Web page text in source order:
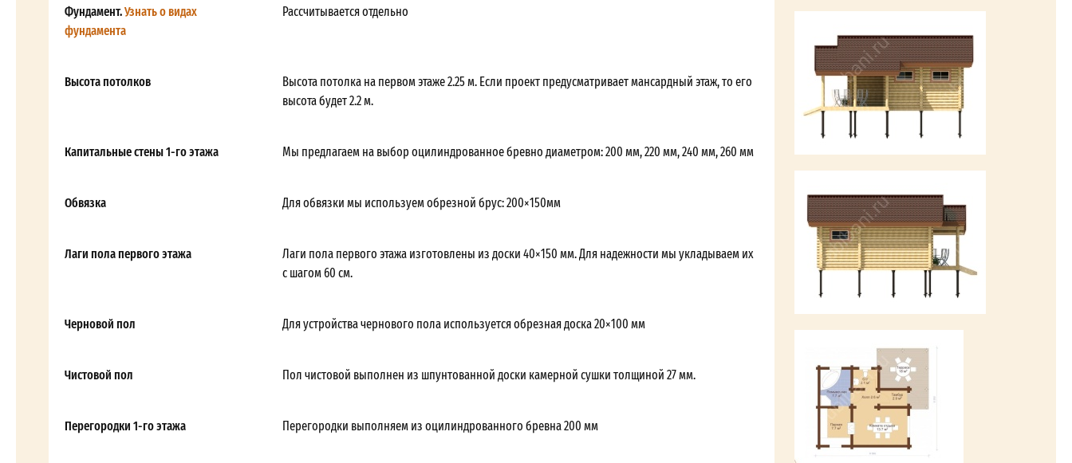
Фундамент.Узнать о видах
фундамента
Рассчитывается отдельно
Высота потолков
Высота потолка на первом этаже 2.25 м. Если проект предусматривает мансардный этаж, то его
высота будет 2.2 м.
Капитальные стены 1-го этажа Мы предлагаем на выбор оцилиндрованное бревно диаметром: 200 мм, 220 мм, 240 мм, 260 мм
Обвязка Для обвязки мы используем обрезной брус: 200×150мм
Лаги пола первого этажа
Лаги пола первого этажа изготовлены из доски 40×150 мм. Для надежности мы укладываем их
с шагом 60 см.
Черновой пол Для устройства чернового пола используется обрезная доска 20×100 мм
Чистовой пол Пол чистовой выполнен из шпунтованной доски камерной сушки толщиной 27 мм.
Перегородки 1-го этажа Перегородки выполняем из оцилиндрованного бревна 200 мм